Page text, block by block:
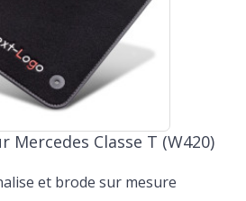
Mercedes Classe T (W420)
et brode sur mesure